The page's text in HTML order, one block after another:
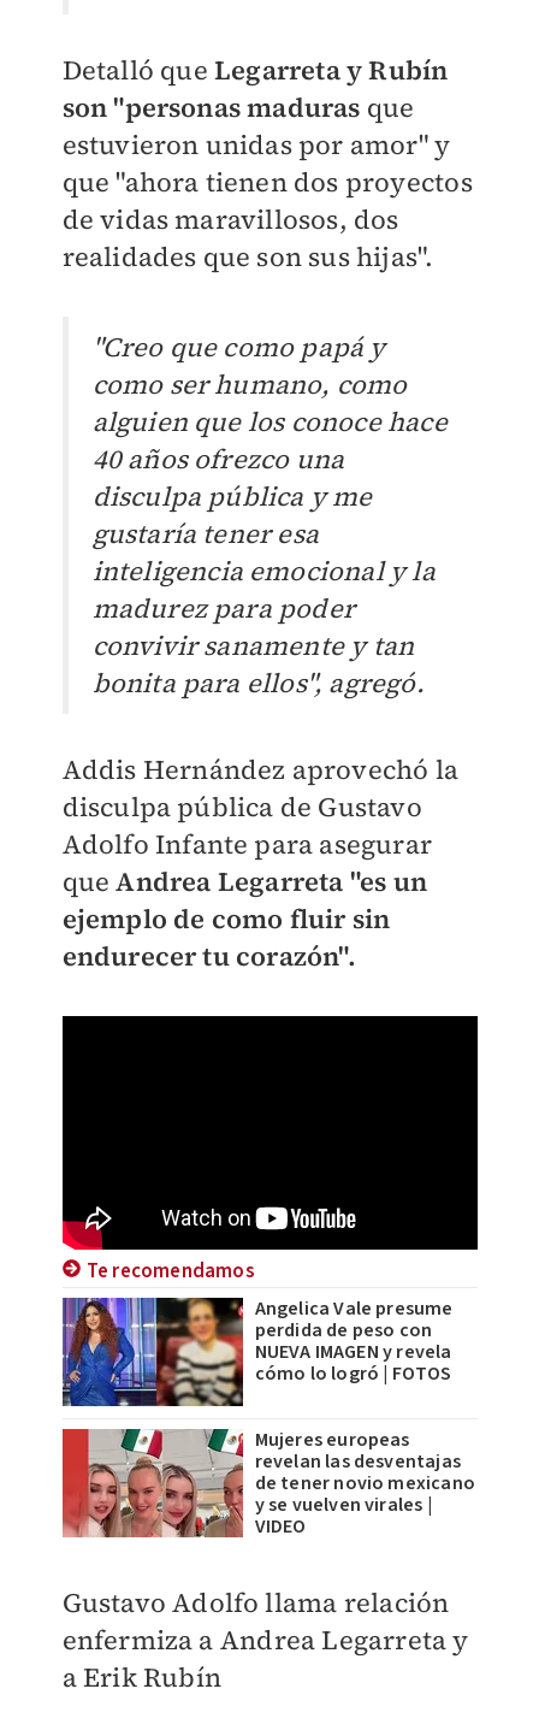
Detalló que Legarreta y Rubín
son "personas maduras que
estuvieron unidas por amor" y
que "ahora tienen dos proyectos
de vidas maravillosos, dos
realidades que son sus hijas".
"Creo que como papá y
como ser humano, como
alguien que los conoce hace
40 años ofrezco una
disculpa pública y me
gustaría tener esa
inteligencia emocional y la
madurez para poder
convivir sanamente y tan
bonita para ellos", agregó.
Addis Hernández aprovechó la
disculpa pública de Gustavo
Adolfo Infante para asegurar
queAndrea Legarreta "es un
ejemplo de como fluir sin
endurecer tu corazón".
Te recomendamos
Angelica Vale presume
perdida de peso con
NUEVA IMAGEN y revela
cómo lo logró | FOTOS
Mujeres europeas
revelan las desventajas
de tener novio mexicano
y se vuelven virales |
VIDEO
Gustavo Adolfo llama relación
enfermiza a Andrea Legarreta y
a Erik Rubín